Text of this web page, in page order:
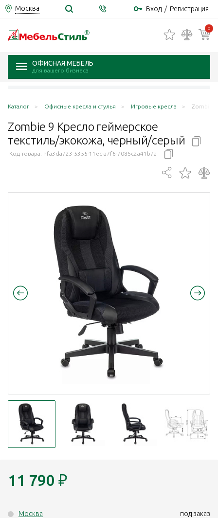
Москва Вход / Регистрация
0
ОФИСНАЯ МЕБЕЛЬ
для вашего бизнеса
Каталог Офисные кресла и стулья Игровые кресла Zombie
Zombie 9 Кресло геймерское
текстиль/экокожа, черный/серый
Код товара: nfa3da723-5355-11ec-a7f6-7085c2a41b7a
11 790 ₽
Москва
под заказ